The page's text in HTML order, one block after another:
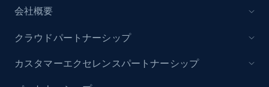
6.7K+
TikTok - Posts - Input specific profile URL to
会社概要
クラウドパートナーシップ
カスタマーエクセレンスパートナーシップ